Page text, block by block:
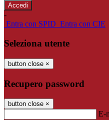
-
Entra con SPID Entra con CIE
Seleziona utente
button close ×
Recupero password
button close ×
E-